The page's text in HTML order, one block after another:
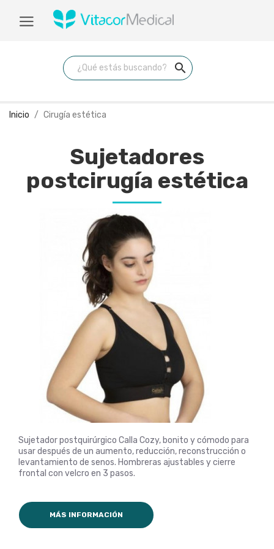
search
Inicio Cirugía estética
Sujetadores
postcirugía estética
Sujetador postquirúrgico Calla Cozy, bonito y cómodo para
usar después de un aumento, reducción, reconstrucción o
levantamiento de senos. Hombreras ajustables y cierre
frontal con velcro en 3 pasos.
MÁS INFORMACIÓN